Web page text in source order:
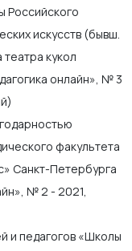
Российского
искусств (бывш.
кукол
онлайн», № 3
факультета
Санкт-Петербурга
№ 2 - 2021,
и педагогов «Школы